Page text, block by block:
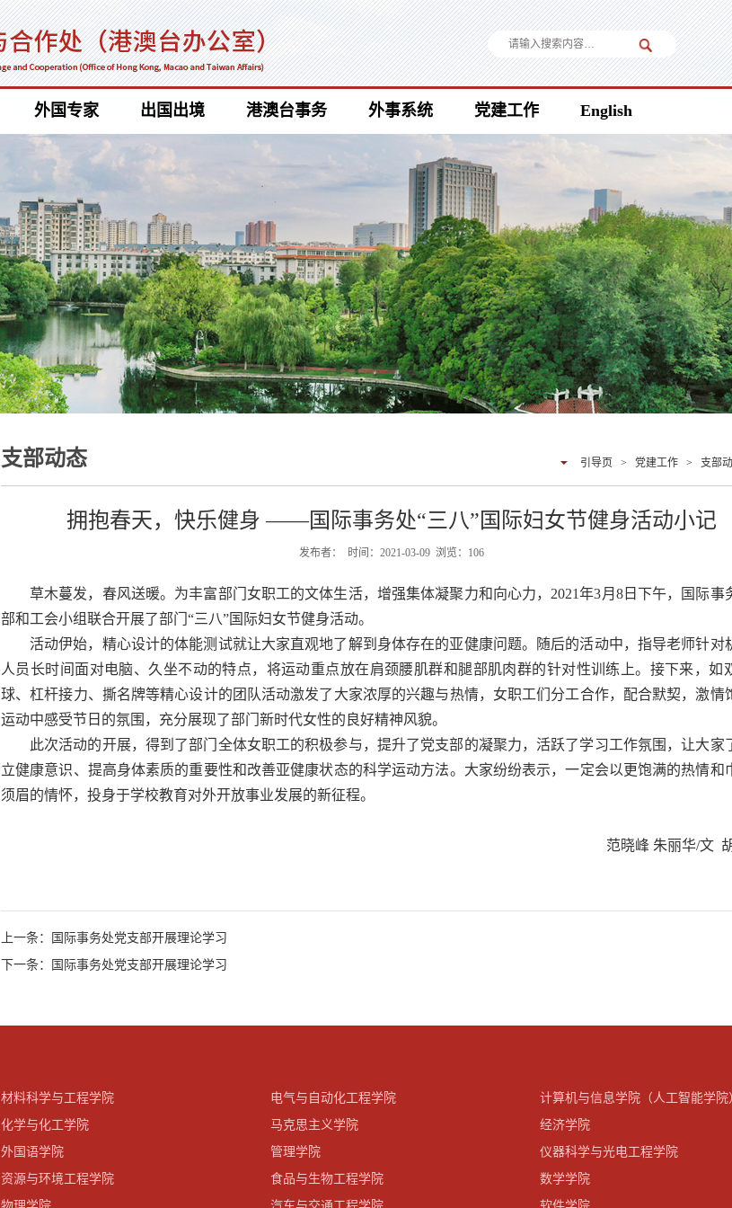
外国专家 出国出境 港澳台事务 外事系统 党建工作 English
支部动态 引导页 > 党建工作 > 支部
拥抱春天，快乐健身 ——国际事务处“三八”国际妇女节健身活动小记
发布者： 时间：2021-03-09 浏览： 106
草木蔓发，春风送暖。为丰富部门女职工的文体生活，增强集体凝聚力和向心力，2021年3月8日下午，国际事
部和工会小组联合开展了部门“三八”国际妇女节健身活动。
活动伊始，精心设计的体能测试就让大家直观地了解到身体存在的亚健康问题。随后的活动中，指导老师针对
人员长时间面对电脑、久坐不动的特点，将运动重点放在肩颈腰肌群和腿部肌肉群的针对性训练上。接下来，如
球、杠杆接力、撕名牌等精心设计的团队活动激发了大家浓厚的兴趣与热情，女职工们分工合作，配合默契，激情
运动中感受节日的氛围，充分展现了部门新时代女性的良好精神风貌。
此次活动的开展，得到了部门全体女职工的积极参与，提升了党支部的凝聚力，活跃了学习工作氛围，让大家
立健康意识、提高身体素质的重要性和改善亚健康状态的科学运动方法。大家纷纷表示，一定会以更饱满的热情和
须眉的情怀，投身于学校教育对外开放事业发展的新征程。
范晓峰 朱丽华/文
上一条：国际事务处党支部开展理论学习
下一条：国际事务处党支部开展理论学习
材料科学与工程学院 电气与自动化工程学院
计算机与信息学院（人工智能学院
化学与化工学院 马克思主义学院
经济学院
外国语学院 管理学院
仪器科学与光电工程学院
资源与环境工程学院 食品与生物工程学院
数学学院